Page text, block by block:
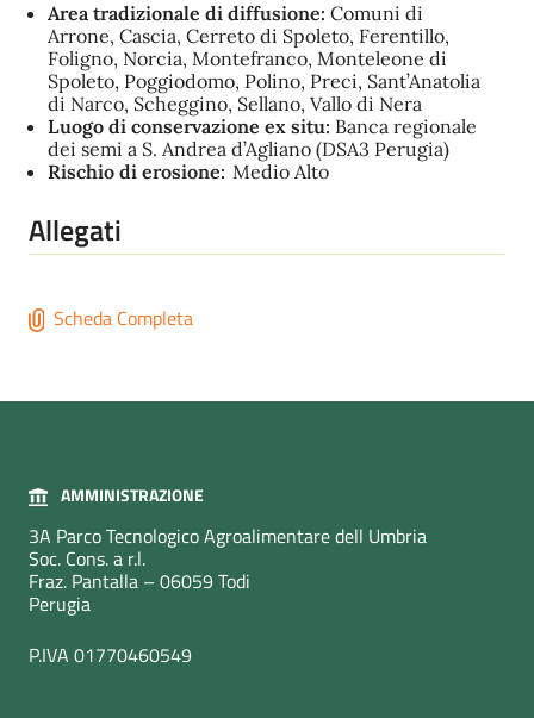
Area tradizionale di diffusione: Comuni di
Arrone, Cascia, Cerreto di Spoleto, Ferentillo,
Foligno, Norcia, Montefranco, Monteleone di
Spoleto, Poggiodomo, Polino, Preci, Sant’Anatolia
di Narco, Scheggino, Sellano, Vallo di Nera
Luogo di conservazione ex situ: Banca regionale
dei semi a S. Andrea d’Agliano (DSA3 Perugia)
Rischio di erosione: Medio Alto
Allegati
Scheda Completa
AMMINISTRAZIONE
3A Parco Tecnologico Agroalimentare dell Umbria
Soc. Cons. a r.l.
Fraz. Pantalla – 06059 Todi
Perugia
P.IVA 01770460549